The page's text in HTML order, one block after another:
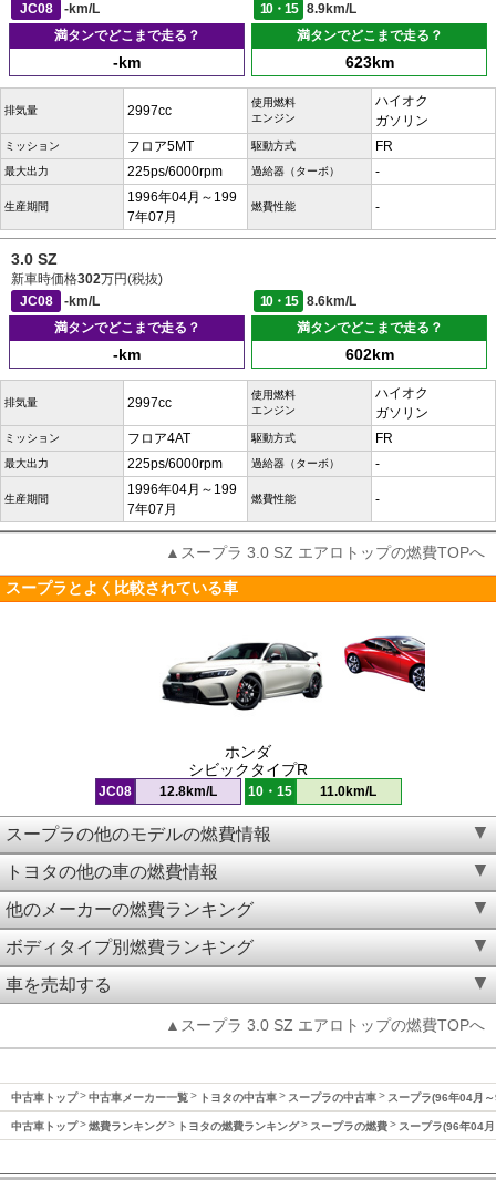
JC08
-km/L 10・15
8.9km/L
満タンでどこまで走る？
-km
満タンでどこまで走る？
623km
排気量 2997cc
使用燃料
エンジン
ハイオク
ガソリン
ミッション フロア5MT 駆動方式 FR
最大出力 225ps/6000rpm 過給器（ターボ） -
生産期間
1996年04月～199
7年07月
燃費性能 -
3.0 SZ
新車時価格302万円(税抜)
JC08
-km/L 10・15
8.6km/L
満タンでどこまで走る？
-km
満タンでどこまで走る？
602km
排気量 2997cc
使用燃料
エンジン
ハイオク
ガソリン
ミッション フロア4AT 駆動方式 FR
最大出力 225ps/6000rpm 過給器（ターボ） -
生産期間
1996年04月～199
7年07月
燃費性能 -
▲スープラ 3.0 SZ エアロトップの燃費TOPへ
スープラとよく比較されている車
ホンダ
シビックタイプR
JC08 12.8km/L 10・15 11.0km/L
スープラの他のモデルの燃費情報
トヨタの他の車の燃費情報
他のメーカーの燃費ランキング
ボディタイプ別燃費ランキング
車を売却する
▲スープラ 3.0 SZ エアロトップの燃費TOPへ
中古車トップ 中古車メーカー一覧 トヨタの中古車 スープラの中古車 スープラ(96年04月
中古車トップ 燃費ランキング トヨタの燃費ランキング スープラの燃費 スープラ(96年04